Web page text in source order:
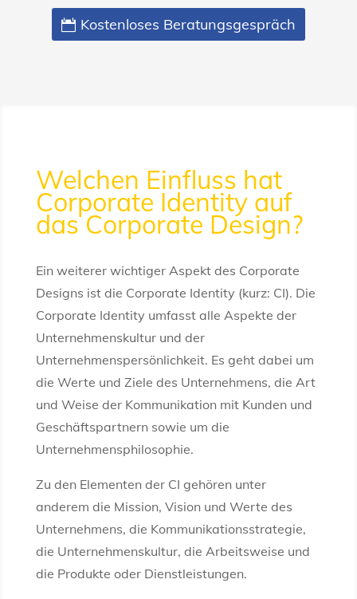
Kostenloses Beratungsgespräch
Welchen Einfluss hat
Corporate Identity auf
das Corporate Design?
Ein weiterer wichtiger Aspekt des Corporate
Designs ist die Corporate Identity (kurz: CI). Die
Corporate Identity umfasst alle Aspekte der
Unternehmenskultur und der
Unternehmenspersönlichkeit. Es geht dabei um
die Werte und Ziele des Unternehmens, die Art
und Weise der Kommunikation mit Kunden und
Geschäftspartnern sowie um die
Unternehmensphilosophie.
Zu den Elementen der CI gehören unter
anderem die Mission, Vision und Werte des
Unternehmens, die Kommunikationsstrategie,
die Unternehmenskultur, die Arbeitsweise und
die Produkte oder Dienstleistungen.